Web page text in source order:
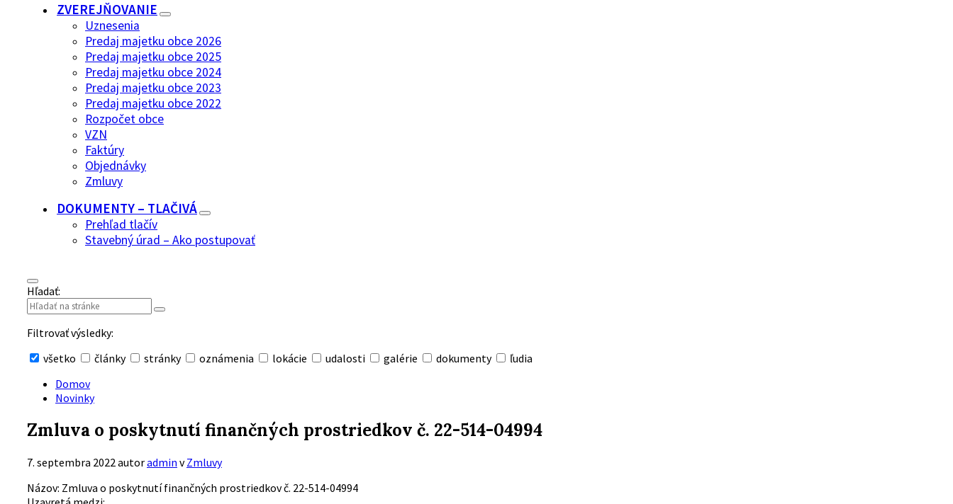
ZVEREJŇOVANIE
Uznesenia
Predaj majetku obce 2026
Predaj majetku obce 2025
Predaj majetku obce 2024
Predaj majetku obce 2023
Predaj majetku obce 2022
Rozpočet obce
VZN
Faktúry
Objednávky
Zmluvy
DOKUMENTY – TLAČIVÁ
Prehľad tlačív
Stavebný úrad – Ako postupovať
Hľadať:
Filtrovať výsledky:
všetko
články stránky oznámenia lokácie udalosti galérie dokumenty ľudia
vyhľadávanie
Domov
Novinky
Zmluva o poskytnutí finančných prostriedkov č. 22-514-04994
7. septembra 2022autoradmin vZmluvy
Názov: Zmluva o poskytnutí finančných prostriedkov č. 22-514-04994